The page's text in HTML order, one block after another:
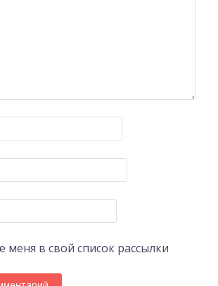
меня в свой список рассылки